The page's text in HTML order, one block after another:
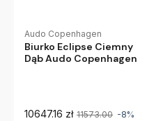
Audo Copenhagen
Biurko Eclipse Ciemny
Dąb Audo Copenhagen
10647.16 zł 11573.00 -8%